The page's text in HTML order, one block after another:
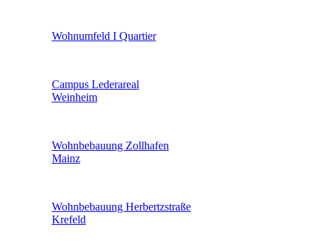
Wohnumfeld I Quartier
Campus Lederareal
Weinheim
Wohnbebauung Zollhafen
Mainz
Wohnbebauung Herbertzstraße
Krefeld